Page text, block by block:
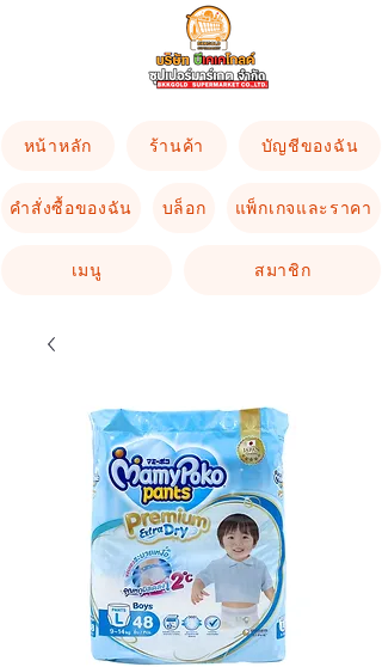
หน้าหลัก ร้านค้า บัญชีของฉัน
คำสั่งซื้อของฉัน บล็อก แพ็กเกจและราคา
เมนู สมาชิก